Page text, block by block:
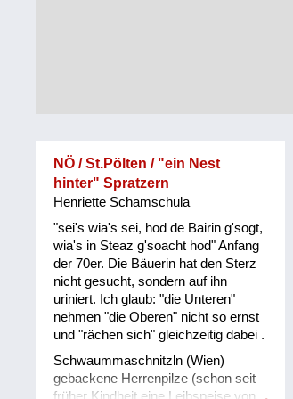
NÖ / St.Pölten / "ein Nest
hinter" Spratzern
Henriette Schamschula
"sei's wia's sei, hod de Bairin g'sogt,
wia's in Steaz g'soacht hod" Anfang
der 70er. Die Bäuerin hat den Sterz
nicht gesucht, sondern auf ihn
uriniert. Ich glaub: "die Unteren"
nehmen "die Oberen" nicht so ernst
und "rächen sich" gleichzeitig dabei .
Schwaummaschnitzln (Wien)
gebackene Herrenpilze (schon seit
früher Kindheit eine Leibspeise von